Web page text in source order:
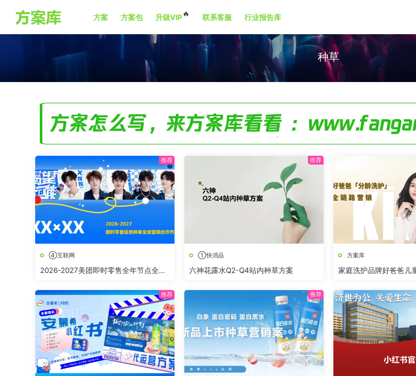
方案 方案包 升级VIP🔥 联系客服 行业报告库
种草
④互联网
2026-2027美团即时零售全年节点全域
①快消品
六神花露水Q2-Q4站内种草方案
方案库
家庭洗护品牌好爸爸儿